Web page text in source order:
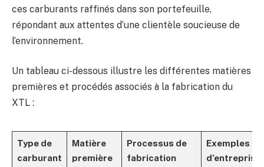
ces carburants raffinés dans son portefeuille,
répondant aux attentes d’une clientèle soucieuse de
l’environnement.
Un tableau ci-dessous illustre les différentes matières
premières et procédés associés à la fabrication du
XTL :
Type de
carburant
Matière
première
Processus de
fabrication
Exemples